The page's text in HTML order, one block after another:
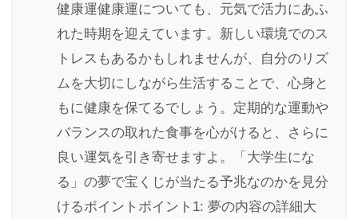
健康運健康運についても、元気で活力にあふ
れた時期を迎えています。新しい環境でのス
トレスもあるかもしれませんが、自分のリズ
ムを大切にしながら生活することで、心身と
もに健康を保てるでしょう。定期的な運動や
バランスの取れた食事を心がけると、さらに
良い運気を引き寄せますよ。「大学生にな
る」の夢で宝くじが当たる予兆なのかを見分
けるポイントポイント1: 夢の内容の詳細大